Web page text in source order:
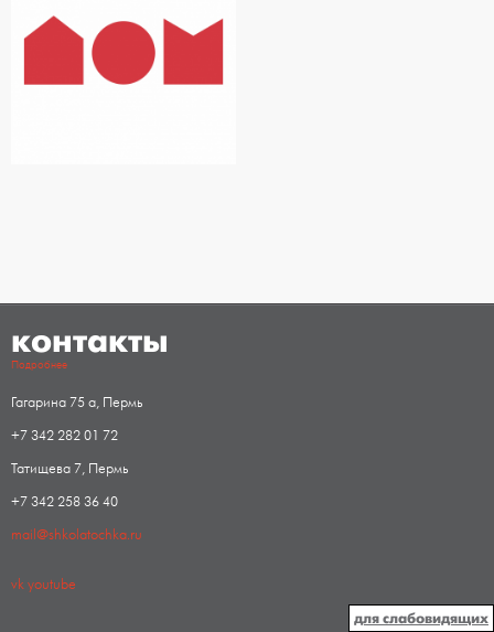
контакты
Подробнее
Гагарина 75 а, Пермь
+7 342 282 01 72
Татищева 7, Пермь
+7 342 258 36 40
mail@shkolatochka.ru
vkyoutube
для слабовидящих